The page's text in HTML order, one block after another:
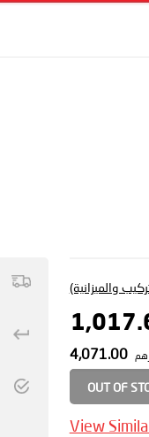
والميزانية)
4,071.00
OUT OF
View